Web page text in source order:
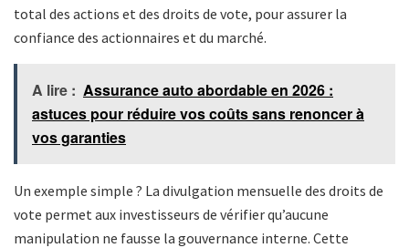
total des actions et des droits de vote, pour assurer la
confiance des actionnaires et du marché.
A lire : Assurance auto abordable en 2026 :
astuces pour réduire vos coûts sans renoncer à
vos garanties
Un exemple simple ? La divulgation mensuelle des droits de
vote permet aux investisseurs de vérifier qu’aucune
manipulation ne fausse la gouvernance interne. Cette